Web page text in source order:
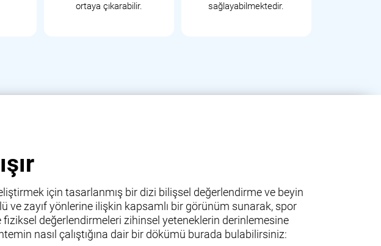
ortaya çıkarabilir.
sağlayabilmektedir.
için tasarlanmış bir dizi bilişsel değerlendirme ve beyin
zayıf yönlerine ilişkin kapsamlı bir görünüm sunarak, spor
değerlendirmeleri zihinsel yeteneklerin derinlemesine
nasıl çalıştığına dair bir dökümü burada bulabilirsiniz: